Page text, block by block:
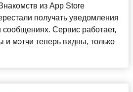
из App Store
получать уведомления
Сервис работает,
и мэтчи теперь видны, только